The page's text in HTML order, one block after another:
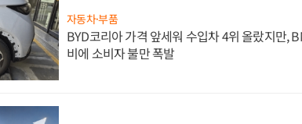
자동차·부품
BYD코리아 가격 앞세워 수입차 4위 올랐지만,
비에 소비자 불만 폭발